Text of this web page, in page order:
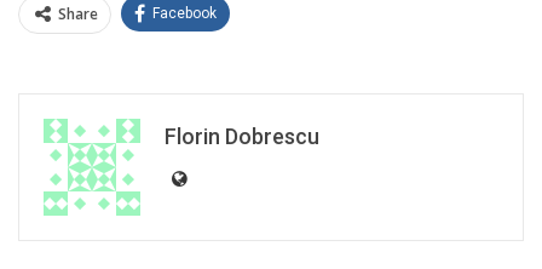
Share Facebook
Florin Dobrescu